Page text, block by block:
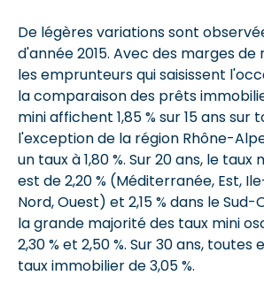
De légères variations sont
d'année 2015. Avec des marges
les emprunteurs qui saisissent
la comparaison des prêts
mini affichent 1,85 % sur 15 ans sur
l'exception de la région Rhône-
un taux à 1,80 %. Sur 20 ans, le taux
est de 2,20 % (Méditerranée, Est,
Nord, Ouest) et 2,15 % dans le Sud-
la grande majorité des taux mini
2,30 % et 2,50 %. Sur 30 ans,
taux immobilier de 3,05 %.